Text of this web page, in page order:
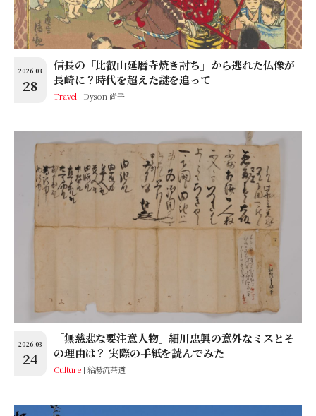
2026.03
28
信長の「比叡山延暦寺焼き討ち」から逃れた仏像が
長崎に？時代を超えた謎を追って
Travel Dyson 尚子
2026.03
24
「無慈悲な要注意人物」細川忠興の意外なミスとそ
の理由は？ 実際の手紙を読んでみた
Culture 給湯流茶道